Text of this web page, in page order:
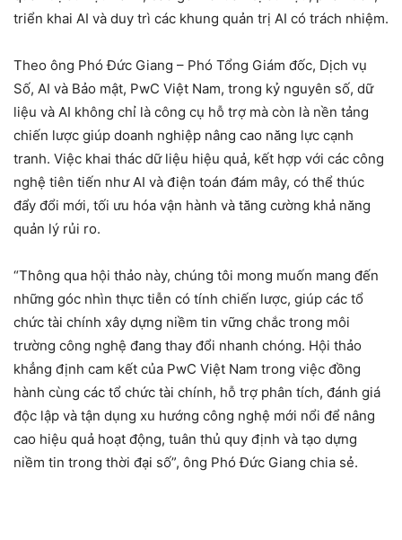
triển khai AI và duy trì các khung quản trị AI có trách nhiệm.
Theo ông Phó Đức Giang – Phó Tổng Giám đốc, Dịch vụ
Số, AI và Bảo mật, PwC Việt Nam, trong kỷ nguyên số, dữ
liệu và AI không chỉ là công cụ hỗ trợ mà còn là nền tảng
chiến lược giúp doanh nghiệp nâng cao năng lực cạnh
tranh. Việc khai thác dữ liệu hiệu quả, kết hợp với các công
nghệ tiên tiến như AI và điện toán đám mây, có thể thúc
đẩy đổi mới, tối ưu hóa vận hành và tăng cường khả năng
quản lý rủi ro.
“Thông qua hội thảo này, chúng tôi mong muốn mang đến
những góc nhìn thực tiễn có tính chiến lược, giúp các tổ
chức tài chính xây dựng niềm tin vững chắc trong môi
trường công nghệ đang thay đổi nhanh chóng. Hội thảo
khẳng định cam kết của PwC Việt Nam trong việc đồng
hành cùng các tổ chức tài chính, hỗ trợ phân tích, đánh giá
độc lập và tận dụng xu hướng công nghệ mới nổi để nâng
cao hiệu quả hoạt động, tuân thủ quy định và tạo dựng
niềm tin trong thời đại số”, ông Phó Đức Giang chia sẻ.